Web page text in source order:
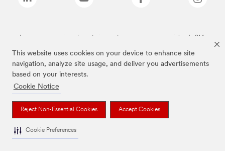
This website uses cookies on your device to enhance site
navigation, analyze site usage, and deliver you advertisements
based on your interests.
Cookie Notice
Reject Non-Essential Cookies Accept Cookies
Cookie Preferences
Las marcas mencionadas anteriormente son marcas comerciales de 3M.